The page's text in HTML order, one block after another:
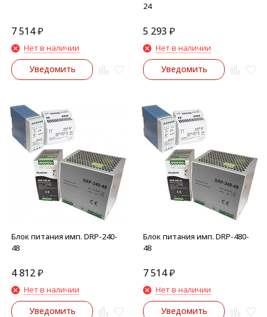
7 514₽
Нет в наличии
Уведомить
24
5 293 ₽
Нет в наличии
Уведомить
Блок питания имп. DRP-240-
48
4 812₽
Нет в наличии
Уведомить
Блок питания имп. DRP-480-
48
7 514₽
Нет в наличии
Уведомить